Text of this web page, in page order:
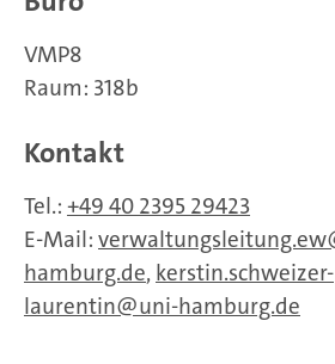
VMP8
Raum: 318b
Kontakt
Tel.: +49 40 2395 29423
E-Mail: verwaltungsleitung.ew
hamburg.de, kerstin.schweizer-
laurentin
uni-hamburg.de